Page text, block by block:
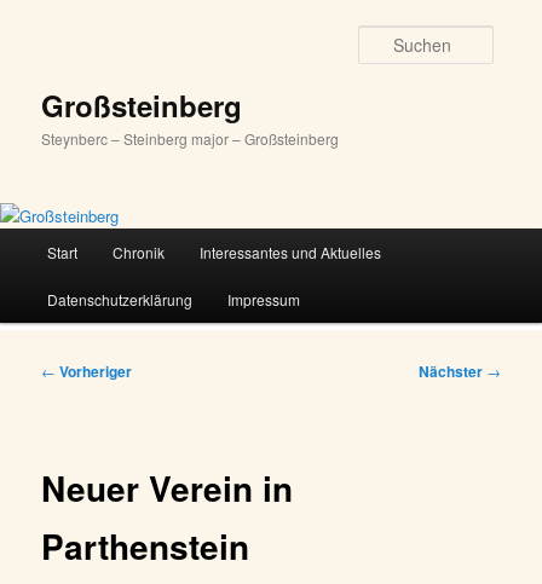
Großsteinberg
Steynberc – Steinberg major – Großsteinberg
Start Chronik Interessantes und Aktuelles
Datenschutzerklärung Impressum
Beitragsnavigation
← Vorheriger Nächster →
Neuer Verein in
Parthenstein